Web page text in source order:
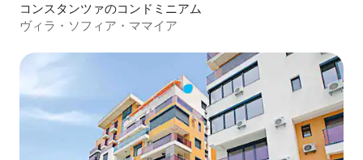
コンスタンツァのコンドミニアム
ヴィラ・ソフィア・ママイア